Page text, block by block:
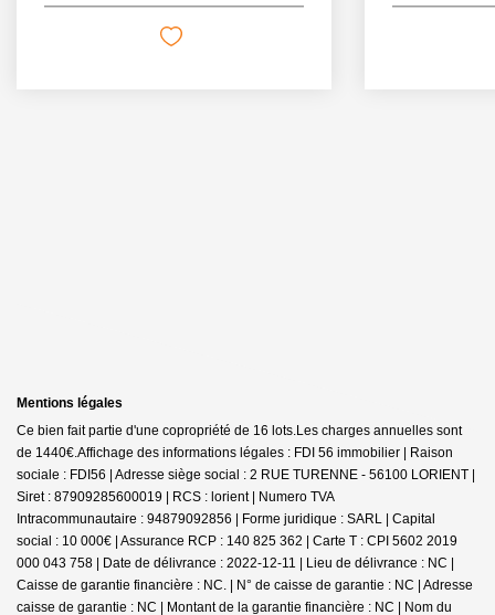
Mentions légales
Ce bien fait partie d'une copropriété de 16 lots.Les charges annuelles sont
de 1440€.Affichage des informations légales : FDI 56 immobilier | Raison
sociale : FDI56 | Adresse siège social : 2 RUE TURENNE - 56100 LORIENT |
Siret : 87909285600019 | RCS : lorient | Numero TVA
Intracommunautaire : 94879092856 | Forme juridique : SARL | Capital
social : 10 000€ | Assurance RCP : 140 825 362 | Carte T : CPI 5602 2019
000 043 758 | Date de délivrance : 2022-12-11 | Lieu de délivrance : NC |
Caisse de garantie financière : NC. | N° de caisse de garantie : NC | Adresse
caisse de garantie : NC | Montant de la garantie financière : NC | Nom du